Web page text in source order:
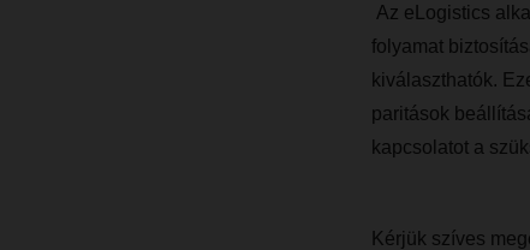
Az eLogistics
folyamat
kiválaszthatók.
paritások
kapcsolatot a
Kérjük szíves